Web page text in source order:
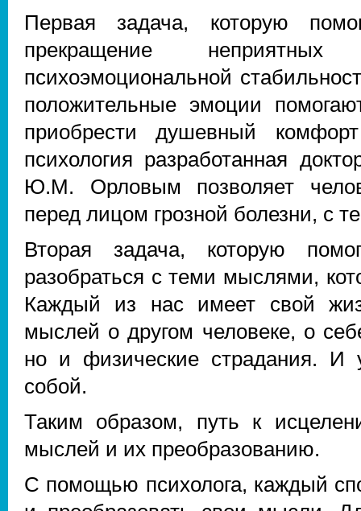
Первая задача, которую
прекращение
психоэмоциональной
положительные эмоции
приобрести душевный
психология разработанная
Ю.М. Орловым позволяет
перед лицом грозной болезни, с
Вторая задача, которую
разобраться с теми мыслями,
Каждый из нас имеет свой
мыслей о другом человеке, о
но и физические страдания. И
собой.
Таким образом, путь к
мыслей и их преобразованию.
С помощью психолога, каждый